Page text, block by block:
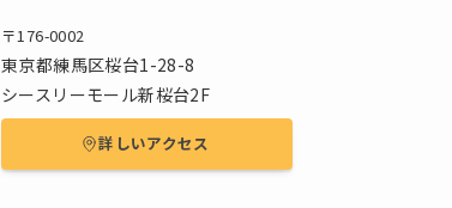
〒176-0002
東京都練馬区桜台1-28-8
シースリーモール新桜台2F
詳しいアクセス